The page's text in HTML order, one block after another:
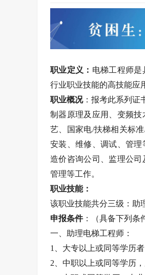
职业定义： 电梯工程师
行业职业技能的高技能应
职业概况：报考此系列证
制器原理及应用、变频
艺、国家电/扶梯相关标
安装、维修、调试、管理
造价咨询公司、监理公
管理等工作。
职业技能：
该职业技能共分三级：助
申报条件：（具备下列条
一、助理电梯工程师：
1、大专以上或同等学历者
2、中职以上或同等学历